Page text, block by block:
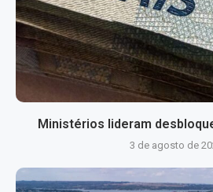
Ministérios lideram
3 de agosto de